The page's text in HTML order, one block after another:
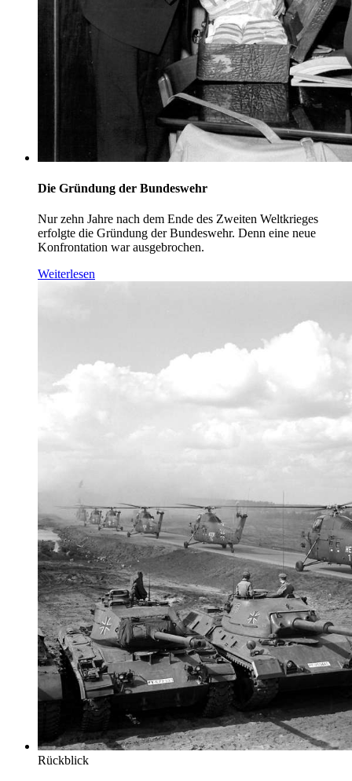
Die Gründung der Bundeswehr
Nur zehn Jahre nach dem Ende des Zweiten Weltkrieges
erfolgte die Gründung der Bundeswehr. Denn eine neue
Konfrontation war ausgebrochen.
Weiterlesen
Rückblick